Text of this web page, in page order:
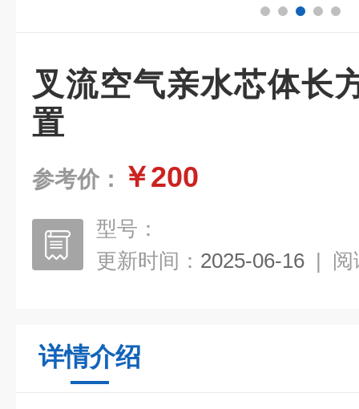
叉流空气亲水芯体长
置
参考价： ￥200
型号：
更新时间： 2025-06-16 | 阅
详情介绍